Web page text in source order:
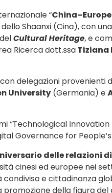
“
Shaanxi (Cina), con
Cultural Heritage, e
Ricerca dott.ssaTiziana
delegazioni provenienti
University (Germania) e
Innovation
Governance for
delle relazioni
cinesi ed europee nei
e cittadinanza
promozione della figura